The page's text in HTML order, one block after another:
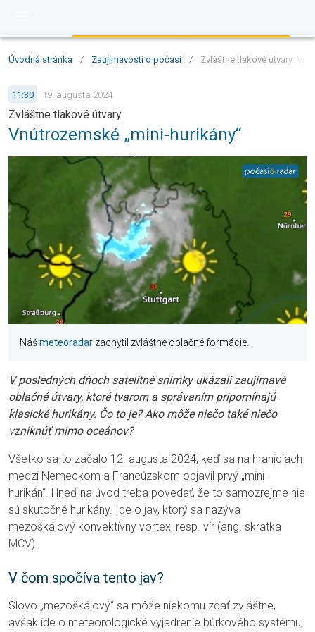
Úvodná stránka / Zaujímavosti o počasí / Zvláštne tlakové útvary:
11:30 19. augusta 2024
Zvláštne tlakové útvary
Vnútrozemské „mini-hurikány“
Nášmeteoradar zachytil zvláštne oblačné formácie.
V posledných dňoch satelitné snímky ukázali zaujímavé
oblačné útvary, ktoré tvarom a správaním pripomínajú
klasické hurikány. Čo to je? Ako môže niečo také niečo
vzniknúť mimo oceánov?
Všetko sa to začalo 12. augusta 2024, keď sa na hraniciach
medzi Nemeckom a Francúzskom objavil prvý „mini-
hurikán“. Hneď na úvod treba povedať, že to samozrejme nie
sú skutočné hurikány. Ide o jav, ktorý sa nazýva
mezoškálový konvektívny vortex, resp. vír (ang. skratka
MCV).
V čom spočíva tento jav?
Slovo „mezoškálový“ sa môže niekomu zdať zvláštne,
avšak ide o meteorologické vyjadrenie búrkového systému,